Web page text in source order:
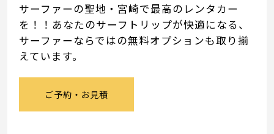
サーファーの聖地・宮崎で最高のレンタカー
を！！あなたのサーフトリップが快適になる、
サーファーならではの無料オプションも取り揃
えています。
ご予約・お見積
車種・料金 ご利用方法
ご予約・お見積